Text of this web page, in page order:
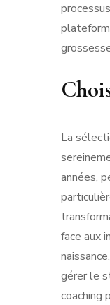
La
années,
face aux
gérer le
coaching